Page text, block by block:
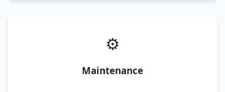
⚙️
Maintenance